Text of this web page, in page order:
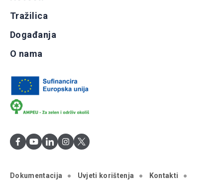
Tražilica
Događanja
O nama
Dokumentacija Uvjeti korištenja Kontakti